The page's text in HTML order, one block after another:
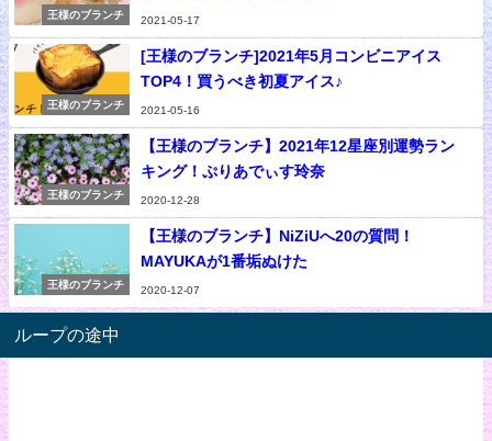
王様のブランチ
2021-05-17
王様のブランチ
[王様のブランチ]2021年5月コンビニアイス
TOP4！買うべき初夏アイス♪
2021-05-16
王様のブランチ
【王様のブランチ】2021年12星座別運勢ラン
キング！ぷりあでぃす玲奈
2020-12-28
王様のブランチ
【王様のブランチ】NiZiUへ20の質問！
MAYUKAが1番垢ぬけた
2020-12-07
ループの途中